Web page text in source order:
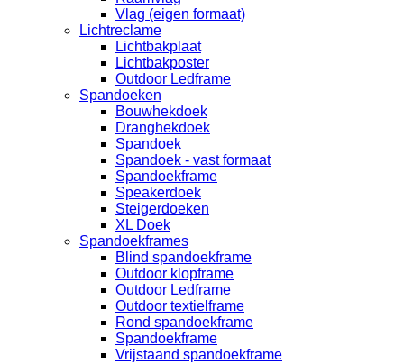
Vlag (eigen formaat)
Lichtreclame
Lichtbakplaat
Lichtbakposter
Outdoor Ledframe
Spandoeken
Bouwhekdoek
Dranghekdoek
Spandoek
Spandoek - vast formaat
Spandoekframe
Speakerdoek
Steigerdoeken
XL Doek
Spandoekframes
Blind spandoekframe
Outdoor klopframe
Outdoor Ledframe
Outdoor textielframe
Rond spandoekframe
Spandoekframe
Vrijstaand spandoekframe